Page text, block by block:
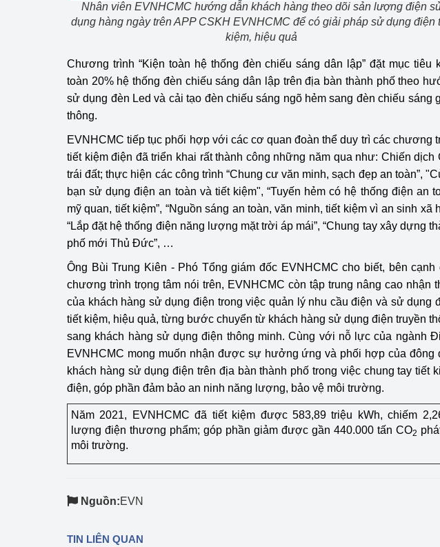
Nhân viên EVNHCMC hướng dẫn khách hàng theo dõi sản lượng điện
dụng hàng ngày trên APP CSKH EVNHCMC để có giải pháp sử dụng điện
kiệm, hiệu quả
Chương trình “Kiện toàn hệ thống đèn chiếu sáng dân lập” đặt mục tiêu
toàn 20% hệ thống đèn chiếu sáng dân lập trên địa bàn thành phố theo
sử dụng đèn Led và cải tạo đèn chiếu sáng ngõ hẻm sang đèn chiếu sáng
thông.
EVNHCMC tiếp tục phối hợp với các cơ quan đoàn thể duy trì các chương
tiết kiệm điện đã triển khai rất thành công những năm qua như: Chiến dịch
trái đất; thực hiện các công trình “Chung cư văn minh, sạch đẹp an toàn”,
bạn sử dụng điện an toàn và tiết kiệm", “Tuyến hẻm có hệ thống điện an
mỹ quan, tiết kiệm”, “Nguồn sáng an toàn, văn minh, tiết kiệm vì an sinh xã
“Lắp đặt hệ thống điện năng lượng mặt trời áp mái”, “Chung tay xây dựng
phố mới Thủ Đức”, …
Ông Bùi Trung Kiên - Phó Tổng giám đốc EVNHCMC cho biết, bên cạnh
chương trình trọng tâm nói trên, EVNHCMC còn tập trung nâng cao nhận
của khách hàng sử dụng điện trong việc quản lý nhu cầu điện và sử dụng
tiết kiệm, hiệu quả, từng bước chuyển từ khách hàng sử dụng điện truyền
sang khách hàng sử dụng điện thông minh. Cùng với nỗ lực của ngành
EVNHCMC mong muốn nhận được sự hưởng ứng và phối hợp của đông
khách hàng sử dụng điện trên địa bàn thành phố trong việc chung tay tiết
điện, góp phần đảm bảo an ninh năng lượng, bảo vệ môi trường.
Năm 2021, EVNHCMC đã tiết kiệm được 583,89 triệu kWh, chiếm
lượng điện thương phẩm; góp phần giảm được gần 440.000 tấn CO2
môi trường.
Nguồn:EVN
TIN LIÊN QUAN